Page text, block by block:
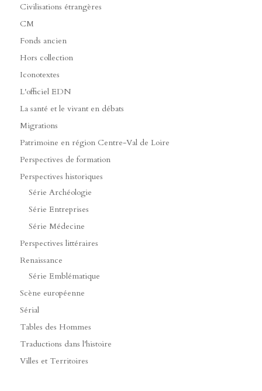
Civilisations étrangères
CM
Fonds ancien
Hors collection
Iconotextes
L'officiel EDN
La santé et le vivant en débats
Migrations
Patrimoine en région Centre-Val de Loire
Perspectives de formation
Perspectives historiques
Série Archéologie
Série Entreprises
Série Médecine
Perspectives littéraires
Renaissance
Série Emblématique
Scène européenne
Sérial
Tables des Hommes
Traductions dans l'histoire
Villes et Territoires